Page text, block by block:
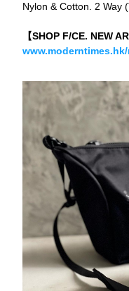
Nylon & Cotton. 2 Way
【SHOP F/CE. NEW